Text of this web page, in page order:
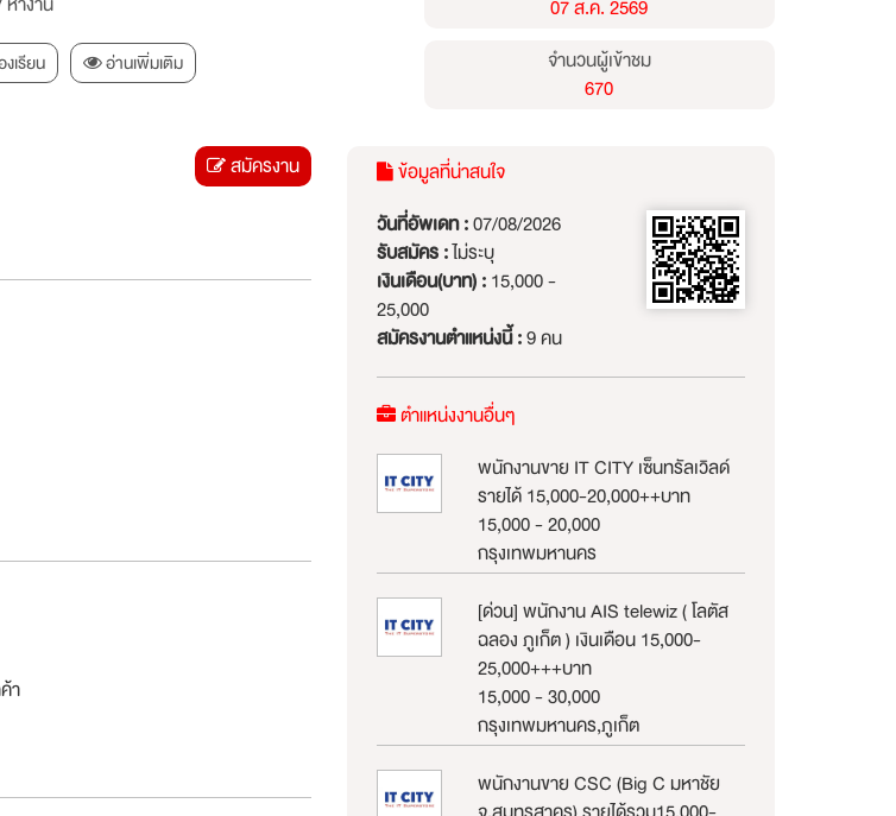
งเรียน อ่านเพิ่มเติม
07 ส.ค. 2569
จำนวนผู้เข้าชม
670
สมัครงาน
า
ข้อมูลที่น่าสนใจ
วันที่อัพเดท :07/08/2026
รับสมัคร :ไม่ระบุ
เงินเดือน(บาท) :15,000 -
25,000
สมัครงานตำแหน่งนี้ :9 คน
ตำแหน่งงานอื่นๆ
พนักงานขาย IT CITY เซ็นทรัลเวิลด์
รายได้ 15,000-20,000++บาท
15,000 - 20,000
กรุงเทพมหานคร
[ด่วน] พนักงาน AIS telewiz ( โลตัส
ฉลอง ภูเก็ต ) เงินเดือน 15,000-
25,000+++บาท
15,000 - 30,000
กรุงเทพมหานคร,ภูเก็ต
พนักงานขาย CSC (Big C มหาชัย